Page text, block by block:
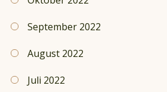
September 2022
August 2022
Juli 2022